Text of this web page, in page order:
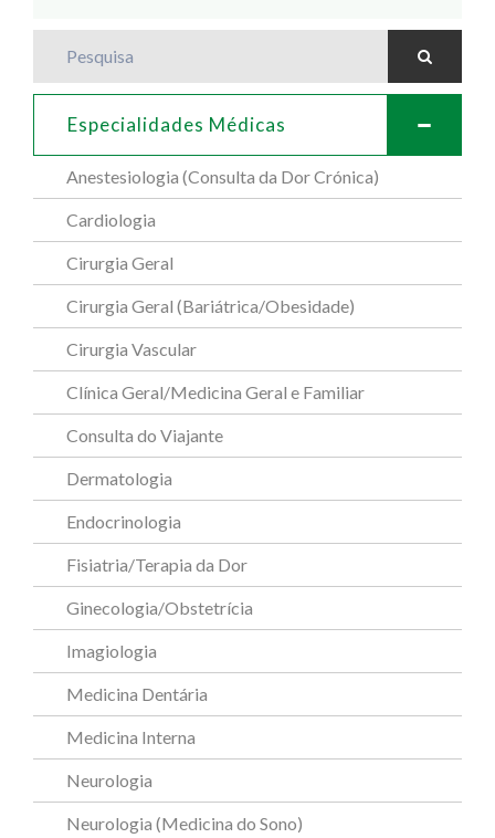
Especialidades Médicas
Anestesiologia (Consulta da Dor Crónica)
Cardiologia
Cirurgia Geral
Cirurgia Geral (Bariátrica/Obesidade)
Cirurgia Vascular
Clínica Geral/Medicina Geral e Familiar
Consulta do Viajante
Dermatologia
Endocrinologia
Fisiatria/Terapia da Dor
Ginecologia/Obstetrícia
Imagiologia
Medicina Dentária
Medicina Interna
Neurologia
Neurologia (Medicina do Sono)